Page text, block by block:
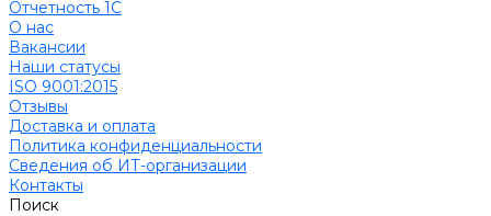
Отчетность 1С
О нас
Вакансии
Наши статусы
ISO 9001:2015
Отзывы
Доставка и оплата
Политика конфиденциальности
Сведения об ИТ-организации
Контакты
Поиск